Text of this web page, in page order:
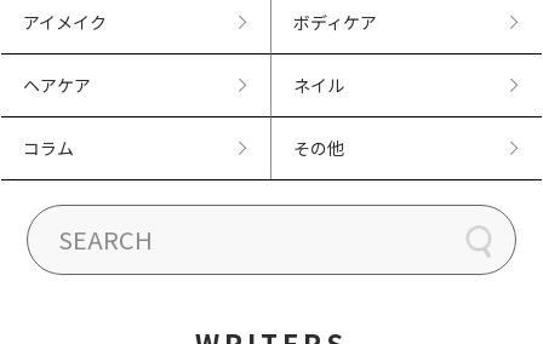
アイメイク ボディケア
ヘアケア ネイル
コラム その他